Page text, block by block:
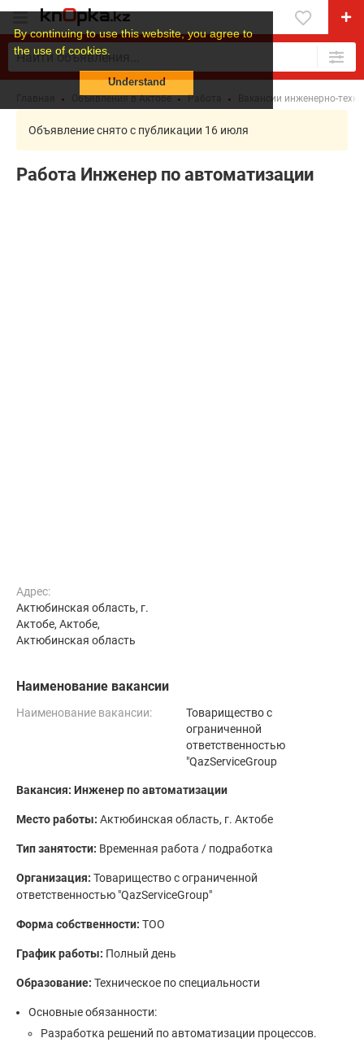
By continuing to use this website, you agree to
the use of cookies.
Understand
Объявления в Актобе Работа Вакансии инженерно-
Объявление снято с публикации 16 июля
Работа Инженер по автоматизации
Адрес:
Актюбинская область, г.
Актобе, Актобе,
Актюбинская область
Наименование вакансии
Наименование вакансии:
Товарищество с
ограниченной
ответственностью
"QazServiceGroup
Вакансия: Инженер по автоматизации
Место работы: Актюбинская область, г. Актобе
Тип занятости: Временная работа / подработка
Организация: Товарищество с ограниченной
ответственностью "QazServiceGroup"
Форма собственности: ТОО
График работы: Полный день
Образование: Техническое по специальности
Основные обязанности:
Разработка решений по автоматизации процессов.